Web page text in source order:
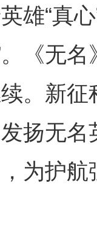
雄“真
。《无
。新
扬无
为护